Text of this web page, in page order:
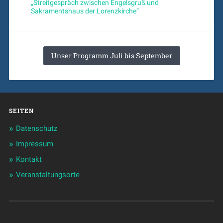
„Streitgespräch zwischen Engelsgruß und
Sakramentshaus der Lorenzkirche“
Unser Programm Juli bis September
SEITEN
Datenschutz
Impressum
Kontakt
Veranstaltungsorte